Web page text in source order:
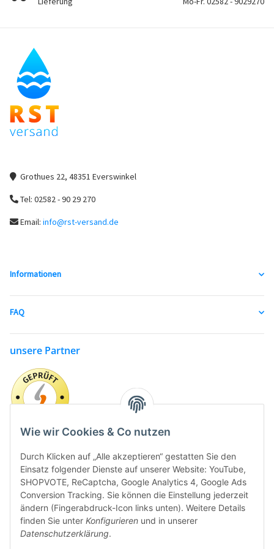
Wie wir Cookies & Co nutzen
Durch Klicken auf „Alle akzeptieren“ gestatten Sie den
Einsatz folgender Dienste auf unserer Website: YouTube,
SHOPVOTE, ReCaptcha, Google Analytics 4, Google Ads
Conversion Tracking. Sie können die Einstellung jederzeit
ändern (Fingerabdruck-Icon links unten). Weitere Details
finden Sie unter Konfigurieren und in unserer
Datenschutzerklärung.
Grothues 22, 48351 Everswinkel
Tel: 02582 - 90 29 270
Email: info@rst-versand.de
Informationen
FAQ
unsere Partner